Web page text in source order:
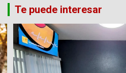
Te puede interesar